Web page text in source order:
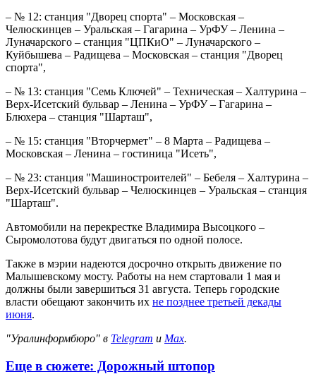
– № 12: станция "Дворец спорта" – Московская –
Челюскинцев – Уральская – Гагарина – УрФУ – Ленина –
Луначарского – станция "ЦПКиО" – Луначарского –
Куйбышева – Радищева – Московская – станция "Дворец
спорта",
– № 13: станция "Семь Ключей" – Техническая – Халтурина –
Верх-Исетский бульвар – Ленина – УрФУ – Гагарина –
Блюхера – станция "Шарташ",
– № 15: станция "Вторчермет" – 8 Марта – Радищева –
Московская – Ленина – гостиница "Исеть",
– № 23: станция "Машиностроителей" – Бебеля – Халтурина –
Верх-Исетский бульвар – Челюскинцев – Уральская – станция
"Шарташ".
Автомобили на перекрестке Владимира Высоцкого –
Сыромолотова будут двигаться по одной полосе.
Также в мэрии надеются досрочно открыть движение по
Малышевскому мосту. Работы на нем стартовали 1 мая и
должны были завершиться 31 августа. Теперь городские
власти обещают закончить их не позднее третьей декады
июня.
"Уралинформбюро" в Telegram и Max.
Еще в сюжете: Дорожный штопор